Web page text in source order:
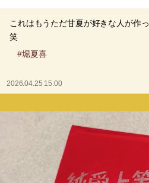
これはもうただ甘夏が好きな人が作
笑
#堀夏喜
2026.04.25 15:00